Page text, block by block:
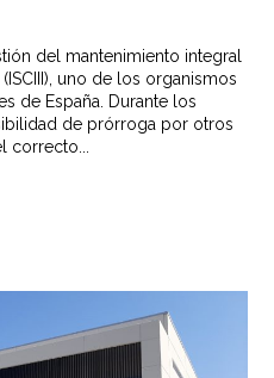
del mantenimiento integral
uno de los organismos
de España. Durante los
de prórroga por otros